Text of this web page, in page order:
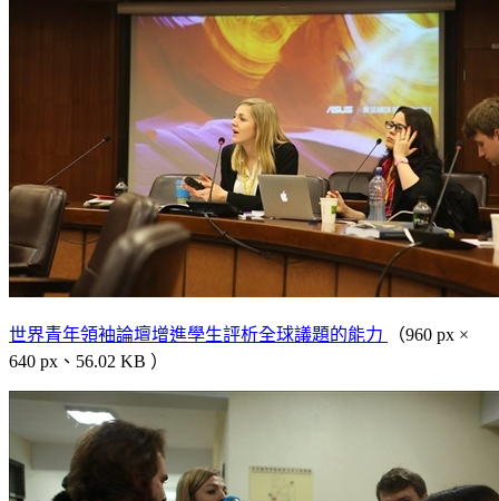
世界青年領袖論壇增進學生評析全球議題的能力
（960 px ×
640 px、56.02 KB ）